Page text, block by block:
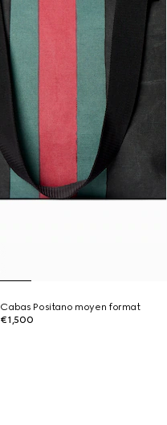
Cabas Positano moyen format
€1,500